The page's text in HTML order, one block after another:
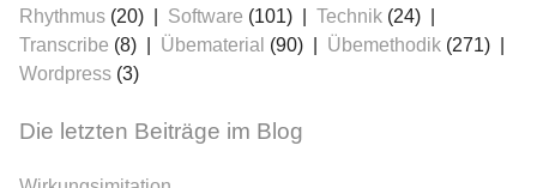
Rhythmus (20) Software (101) Technik (24)
Transcribe (8) Übematerial (90) Übemethodik (271)
Wordpress (3)
Die letzten Beiträge im Blog